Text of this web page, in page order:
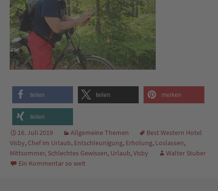
teilen teilen merken
teilen
16. Juli 2019 Allgemeine Themen
Best Western Hotel
Visby, Chef im Urlaub, Entschleunigung, Erholung, Loslassen,
Mittsommer, Schlechtes Gewissen, Urlaub,Visby
Walter Stuber
Ein Kommentar so weit